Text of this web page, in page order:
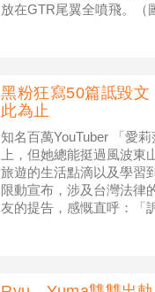
放在GTR尾翼全噴飛。（
黑粉狂寫50篇詆毀
此為止
知名百萬YouTuber 「愛
上，但她總能挺過風波
旅遊的生活點滴以及學習
限動宣布，涉及台灣法律
友的提告，感慨直呼：「